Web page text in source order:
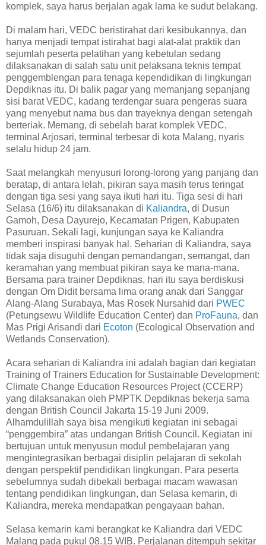
komplek, saya harus berjalan agak lama ke sudut belakang.
Di malam hari, VEDC beristirahat dari kesibukannya, dan
hanya menjadi tempat istirahat bagi alat-alat praktik dan
sejumlah peserta pelatihan yang kebetulan sedang
dilaksanakan di salah satu unit pelaksana teknis tempat
penggemblengan para tenaga kependidikan di lingkungan
Depdiknas itu. Di balik pagar yang memanjang sepanjang
sisi barat VEDC, kadang terdengar suara pengeras suara
yang menyebut nama bus dan trayeknya dengan setengah
berteriak. Memang, di sebelah barat komplek VEDC,
terminal Arjosari, terminal terbesar di kota Malang, nyaris
selalu hidup 24 jam.
Saat melangkah menyusuri lorong-lorong yang panjang dan
beratap, di antara lelah, pikiran saya masih terus teringat
dengan tiga sesi yang saya ikuti hari itu. Tiga sesi di hari
Selasa (16/6) itu dilaksanakan di Kaliandra, di Dusun
Gamoh, Desa Dayurejo, Kecamatan Prigen, Kabupaten
Pasuruan. Sekali lagi, kunjungan saya ke Kaliandra
memberi inspirasi banyak hal. Seharian di Kaliandra, saya
tidak saja disuguhi dengan pemandangan, semangat, dan
keramahan yang membuat pikiran saya ke mana-mana.
Bersama para trainer Depdiknas, hari itu saya berdiskusi
dengan Om Didit bersama lima orang anak dari Sanggar
Alang-Alang Surabaya, Mas Rosek Nursahid dari PWEC
(Petungsewu Wildlife Education Center) dan ProFauna, dan
Mas Prigi Arisandi dari Ecoton (Ecological Observation and
Wetlands Conservation).
Acara seharian di Kaliandra ini adalah bagian dari kegiatan
Training of Trainers Education for Sustainable Development:
Climate Change Education Resources Project (CCERP)
yang dilaksanakan oleh PMPTK Depdiknas bekerja sama
dengan British Council Jakarta 15-19 Juni 2009.
Alhamdulillah saya bisa mengikuti kegiatan ini sebagai
“penggembira” atas undangan British Council. Kegiatan ini
bertujuan untuk menyusun modul pembelajaran yang
mengintegrasikan berbagai disiplin pelajaran di sekolah
dengan perspektif pendidikan lingkungan. Para peserta
sebelumnya sudah dibekali berbagai macam wawasan
tentang pendidikan lingkungan, dan Selasa kemarin, di
Kaliandra, mereka mendapatkan pengayaan bahan.
Selasa kemarin kami berangkat ke Kaliandra dari VEDC
Malang pada pukul 08.15 WIB. Perjalanan ditempuh sekitar